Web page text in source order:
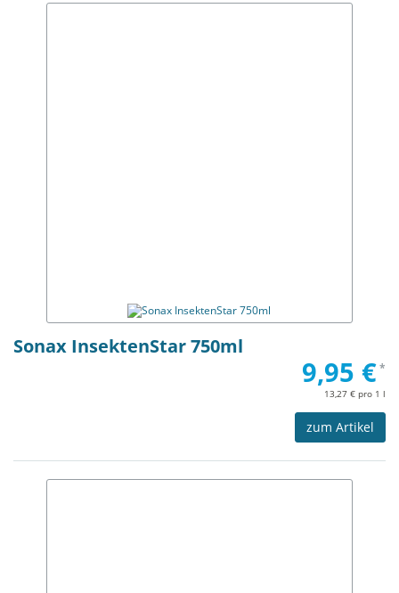
Sonax InsektenStar 750ml
9,95 €*
13,27 € pro 1 l
zum Artikel